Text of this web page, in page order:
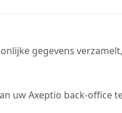
gegevens
uw Axeptio back-office